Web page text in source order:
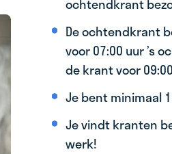
ochtendkrant
De ochtendkrant
voor 07:00 uur ’s
de krant voor
Je bent minimaal
Je vindt kranten
werk!